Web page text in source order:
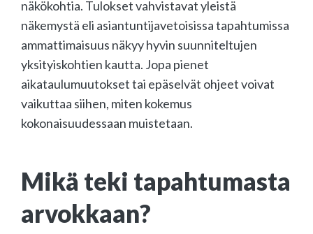
näkökohtia. Tulokset vahvistavat yleistä
näkemystä eli asiantuntijavetoisissa tapahtumissa
ammattimaisuus näkyy hyvin suunniteltujen
yksityiskohtien kautta. Jopa pienet
aikataulumuutokset tai epäselvät ohjeet voivat
vaikuttaa siihen, miten kokemus
kokonaisuudessaan muistetaan.
Mikä teki tapahtumasta
arvokkaan?